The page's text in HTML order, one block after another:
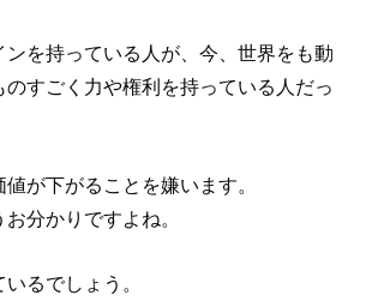
ンを持っている人が、今、世界をも動
すごく力や権利を持っている人だっ
が下がることを嫌います。
分かりですよね。
るでしょう。